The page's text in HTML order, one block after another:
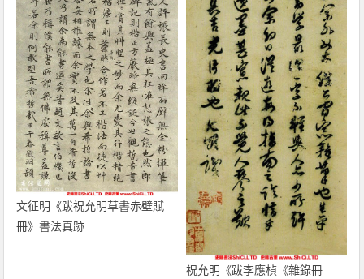
文征明《跋祝允明草書赤壁賦
冊》書法真跡
祝允明《跋李應楨《雜錄冊